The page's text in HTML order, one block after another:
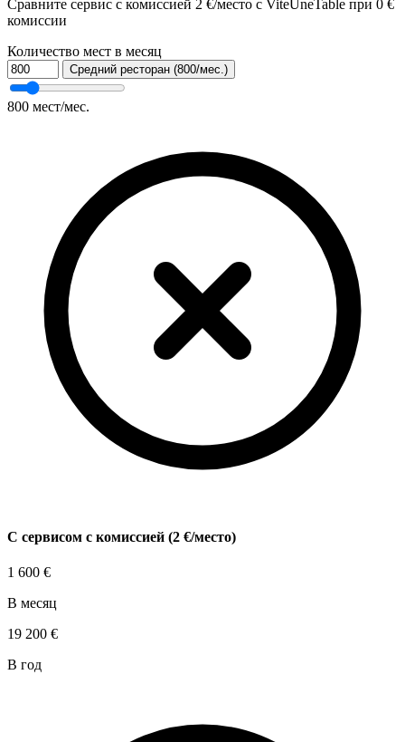
Сравните сервис с комиссией 2 €/место с ViteUneTable при 0 €
комиссии
Количество мест в месяц
Средний ресторан (800/мес.)
800 мест/мес.
С сервисом с комиссией (2 €/место)
1 600 €
В месяц
19 200 €
В год